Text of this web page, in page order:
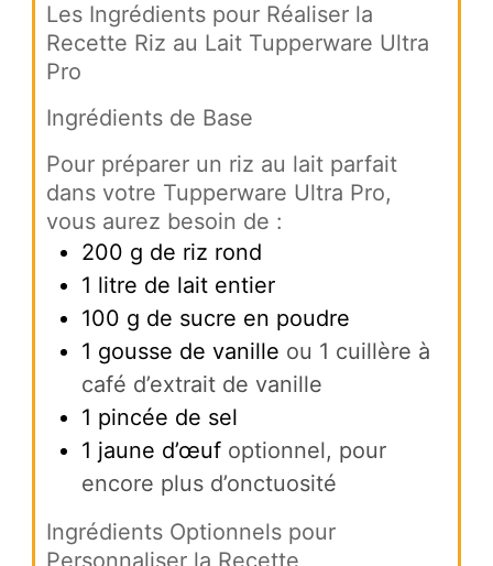
Les Ingrédients pour Réaliser la
Recette Riz au Lait Tupperware Ultra
Pro
Ingrédients de Base
Pour préparer un riz au lait parfait
dans votre Tupperware Ultra Pro,
vous aurez besoin de :
200 g de riz rond
1 litre de lait entier
100 g de sucre en poudre
1 gousse de vanille ou 1 cuillère à
café d’extrait de vanille
1 pincée de sel
1 jaune d’œuf optionnel, pour
encore plus d’onctuosité
Ingrédients Optionnels pour